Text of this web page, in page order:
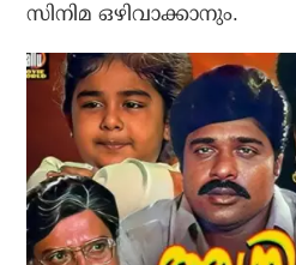
സിനിമ ഒഴിവാക്കാനും.